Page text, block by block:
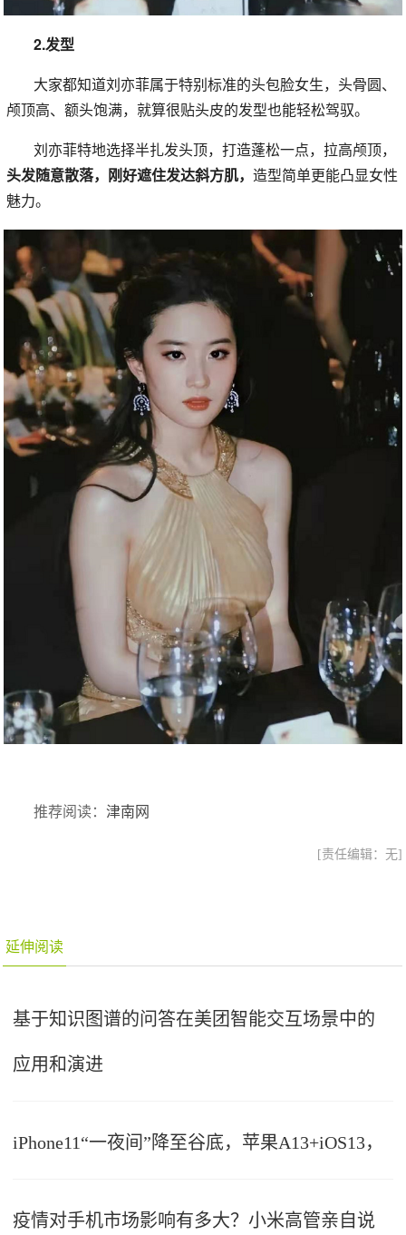
2.发型
大家都知道刘亦菲属于特别标准的头包脸女生，头骨圆、
颅顶高、额头饱满，就算很贴头皮的发型也能轻松驾驭。
刘亦菲特地选择半扎发头顶，打造蓬松一点，拉高颅顶，
头发随意散落，刚好遮住发达斜方肌，造型简单更能凸显女性
魅力。
推荐阅读：津南网
[责任编辑：无]
延伸阅读
基于知识图谱的问答在美团智能交互场景中的
应用和演进
iPhone11“一夜间”降至谷底，苹果A13+iOS13，
疫情对手机市场影响有多大？小米高管亲自说